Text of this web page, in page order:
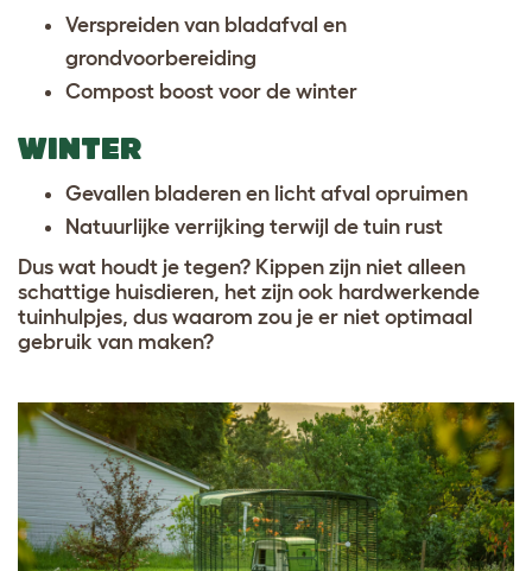
Verspreiden van bladafval en
grondvoorbereiding
Compost boost voor de winter
WINTER
Gevallen bladeren en licht afval opruimen
Natuurlijke verrijking terwijl de tuin rust
Dus wat houdt je tegen? Kippen zijn niet alleen
schattige huisdieren, het zijn ook hardwerkende
tuinhulpjes, dus waarom zou je er niet optimaal
gebruik van maken?